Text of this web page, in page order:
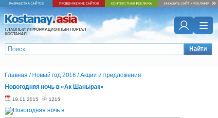
ГЛАВНЫЙ ИНФОРМАЦИОННЫЙ ПОРТАЛ
КОСТАНАЯ
Найти
Главная / Новый год 2016 /Акции и предложения
Новогодняя ночь в «Ак Шанырак»
19.11.2015 1215